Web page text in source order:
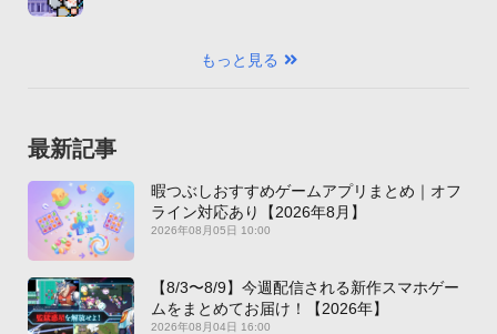
もっと見る
最新記事
暇つぶしおすすめゲームアプリまとめ｜オフ
ライン対応あり【2026年8月】
2026年08月05日 10:00
【8/3〜8/9】今週配信される新作スマホゲー
ムをまとめてお届け！【2026年】
2026年08月04日 16:00